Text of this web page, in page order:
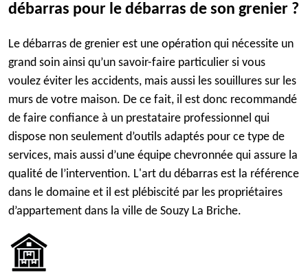
débarras pour le débarras de son grenier ?
Le débarras de grenier est une opération qui nécessite un
grand soin ainsi qu’un savoir-faire particulier si vous
voulez éviter les accidents, mais aussi les souillures sur les
murs de votre maison. De ce fait, il est donc recommandé
de faire confiance à un prestataire professionnel qui
dispose non seulement d’outils adaptés pour ce type de
services, mais aussi d’une équipe chevronnée qui assure la
qualité de l’intervention. L'art du débarras est la référence
dans le domaine et il est plébiscité par les propriétaires
d’appartement dans la ville de Souzy La Briche.